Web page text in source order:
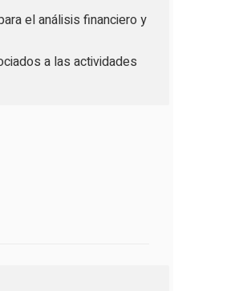
el análisis financiero y
a las actividades